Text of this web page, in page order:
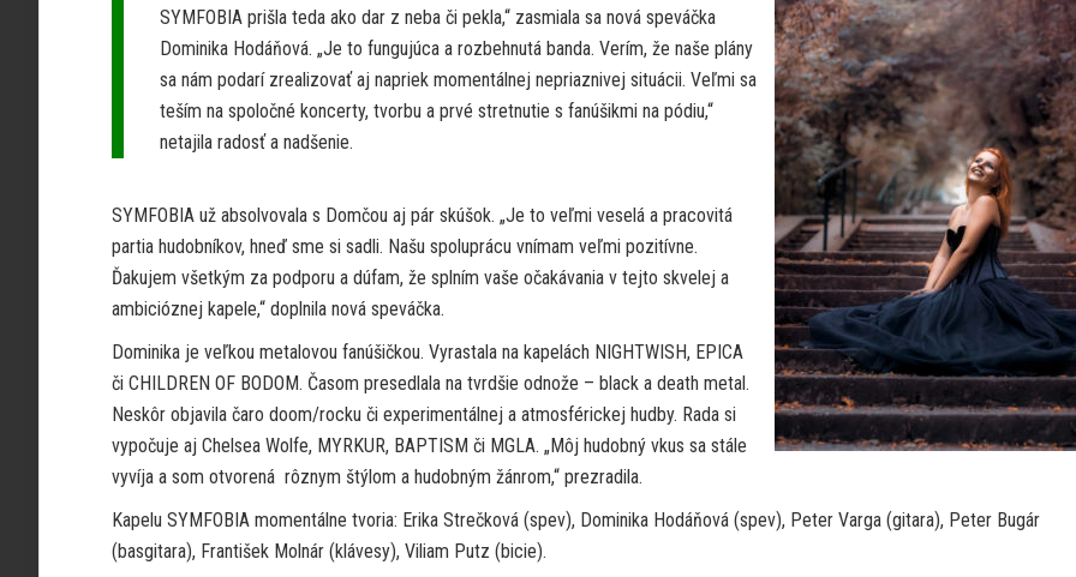
SYMFOBIA prišla teda ako dar z neba či pekla,“ zasmiala sa nová speváčka
Dominika Hodáňová. „Je to fungujúca a rozbehnutá banda. Verím, že naše plány
sa nám podarí zrealizovať aj napriek momentálnej nepriaznivej situácii. Veľmi sa
teším na spoločné koncerty, tvorbu a prvé stretnutie s fanúšikmi na pódiu,“
netajila radosť a nadšenie.
SYMFOBIA už absolvovala s Domčou aj pár skúšok. „Je to veľmi veselá a pracovitá
partia hudobníkov, hneď sme si sadli. Našu spoluprácu vnímam veľmi pozitívne.
Ďakujem všetkým za podporu a dúfam, že splním vaše očakávania v tejto skvelej a
ambicióznej kapele,“ doplnila nová speváčka.
Dominika je veľkou metalovou fanúšičkou. Vyrastala na kapelách NIGHTWISH, EPICA
či CHILDREN OF BODOM. Časom presedlala na tvrdšie odnože – black a death metal.
Neskôr objavila čaro doom/rocku či experimentálnej a atmosférickej hudby. Rada si
vypočuje aj Chelsea Wolfe, MYRKUR, BAPTISM či MGLA. „Môj hudobný vkus sa stále
vyvíja a som otvorená rôznym štýlom a hudobným žánrom,“ prezradila.
Kapelu SYMFOBIA momentálne tvoria: Erika Strečková (spev), Dominika Hodáňová (spev), Peter Varga (gitara), Peter Bugár
(basgitara), František Molnár (klávesy), Viliam Putz (bicie).